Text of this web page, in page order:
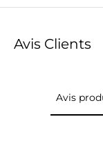
Avis Clients
Avis